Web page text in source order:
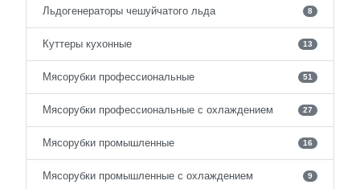
Льдогенераторы чешуйчатого льда 8
Куттеры кухонные 13
Мясорубки профессиональные 51
Мясорубки профессиональные с охлаждением 27
Мясорубки промышленные 16
Мясорубки промышленные с охлаждением 9